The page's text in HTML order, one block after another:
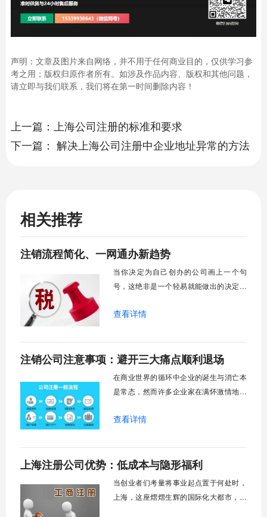
声明：文章及图片来自网络，并不用于任何商业目的，仅供学习参
考之用；版权归原作者所有。如涉及作品内容、版权和其他问题，
请立即与我们联系，我们将在第一时间删除内容！
上一篇：
​上海公司注册的标准和要求
下一篇： 解决上海公司注册中企业地址异常的方法
相关推荐
注销流程简化、一网通办新趋势
当你决定为自己创办的公司画上一个句
号，这绝非是一个轻易就能做出的决定，
象里，常常是复杂、耗时且充满挑战的代
优化营商环境，各地已经推出了多项便利
化改革，企业注销的体验正悄然发生着积
查看详情
注销公司注意事项：避开三大痛点顺利退场
在商业世界的循环中企业的诞生与消亡本
是常态，然而许多企业家在满怀激情地创
到的困境，公司注销过程中的复杂流程和
一家公司不能简单地"关门大吉"呢？这背后
涉及到债权人保护、市场秩序维护以及法
查看详情
上海注册公司优势：低成本与隐形福利
当创业者们考量将事业起点置于何处时，
上海，这座熠熠生辉的国际化大都市，总